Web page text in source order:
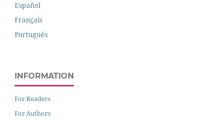
Español
Français
Português
INFORMATION
For Readers
For Authors